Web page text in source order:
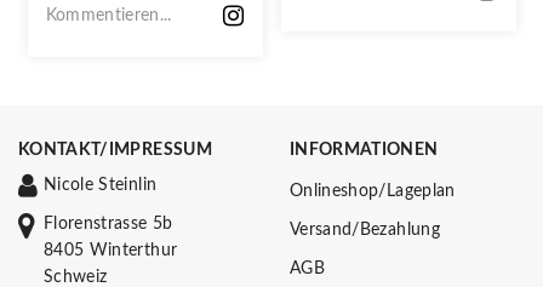
Kommentieren...
KONTAKT/IMPRESSUM
Nicole Steinlin
Florenstrasse 5b
8405 Winterthur
Schweiz
INFORMATIONEN
Onlineshop/Lageplan
Versand/Bezahlung
AGB